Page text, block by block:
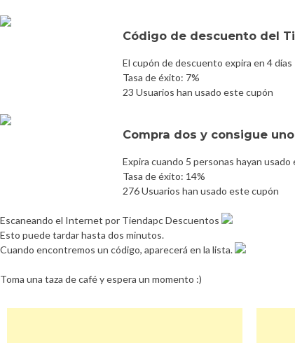
Código de descuento del
El cupón de descuento expira en 4 días
Tasa de éxito: 7%
23 Usuarios han usado este cupón
Compra dos y consigue
Expira cuando 5 personas hayan usado
Tasa de éxito: 14%
276 Usuarios han usado este cupón
Escaneando el Internet por Tiendapc Descuentos
Esto puede tardar hasta dos minutos.
Cuando encontremos un código, aparecerá en la lista.
Toma una taza de café y espera un momento :)